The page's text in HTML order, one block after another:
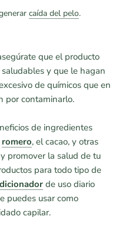
caída del pelo.
que el producto
y que le hagan
de químicos que en
por contaminarlo.
de ingredientes
romero, el cacao, y otras
promover la salud de tu
para todo tipo de
r de uso diario
puedes usar como
capilar.